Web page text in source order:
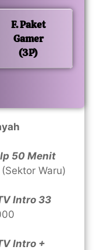
F. Paket
Gamer
(3P)
50 Menit
Waru)
Intro 33
Intro +